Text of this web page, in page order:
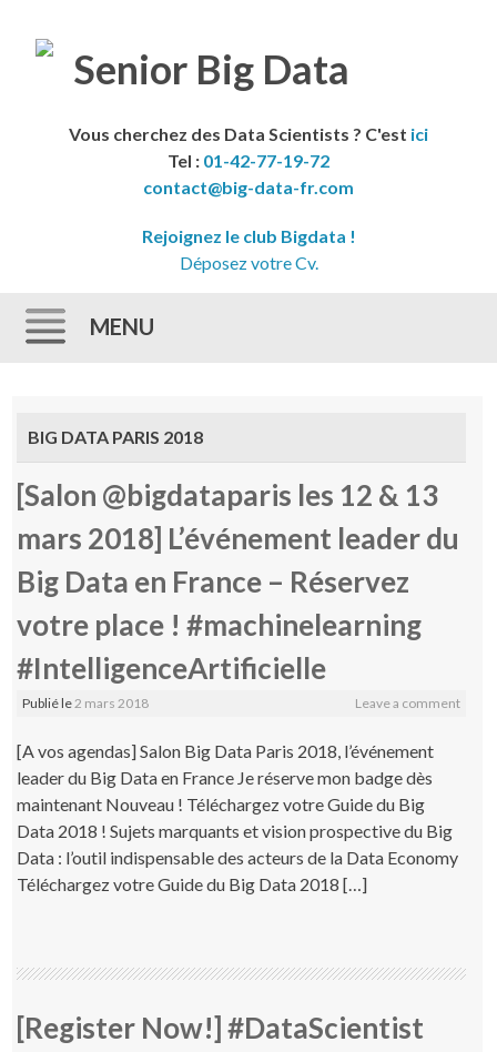
Vous cherchez des Data Scientists ? C'est ici
Tel : 01-42-77-19-72
contact@big-data-fr.com
Rejoignez le club Bigdata !
Déposez votre Cv.
MENU
BIG DATA PARIS 2018
[Salon @bigdataparis les 12 & 13
mars 2018] L’événement leader du
Big Data en France – Réservez
votre place ! #machinelearning
#IntelligenceArtificielle
Publié le2 mars 2018 Leave a comment
[A vos agendas] Salon Big Data Paris 2018, l’événement
leader du Big Data en France Je réserve mon badge dès
maintenant Nouveau ! Téléchargez votre Guide du Big
Data 2018 ! Sujets marquants et vision prospective du Big
Data : l’outil indispensable des acteurs de la Data Economy
Téléchargez votre Guide du Big Data 2018 […]
[Register Now!] #DataScientist